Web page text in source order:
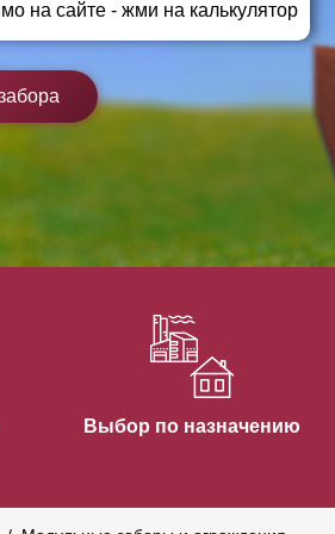
для школ
10 соток
на сайте - жми на калькулятор
Выбор по назначению